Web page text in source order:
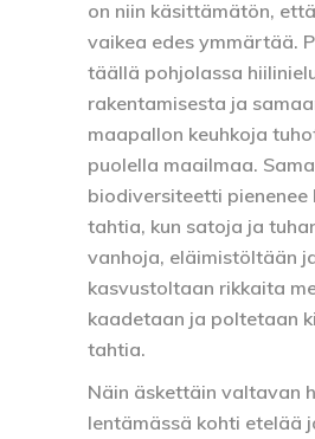
on niin käsittämätön,
vaikea edes ymmärtää.
täällä pohjolassa
rakentamisesta ja
maapallon keuhkoja
puolella maailmaa.
biodiversiteetti pienenee
tahtia, kun satoja ja
vanhoja, eläimistöltään
kasvustoltaan rikkaita
kaadetaan ja poltetaan
tahtia.
Näin äskettäin valtavan
lentämässä kohti etelää